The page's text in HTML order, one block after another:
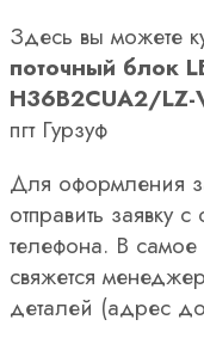
Здесь вы можете
поточный блок
H36B2CUA2/LZ-
пгт Гурзуф
Для оформления
отправить заявку
телефона. В
свяжется
деталей (адрес